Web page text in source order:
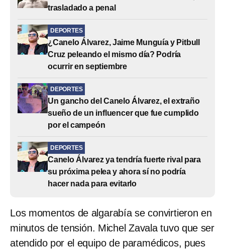
trasladado a penal
DEPORTES
¿Canelo Álvarez, Jaime Munguía y Pitbull
Cruz peleando el mismo día? Podría
ocurrir en septiembre
DEPORTES
Un gancho del Canelo Álvarez, el extraño
sueño de un influencer que fue cumplido
por el campeón
DEPORTES
Canelo Álvarez ya tendría fuerte rival para
su próxima pelea y ahora sí no podría
hacer nada para evitarlo
Los momentos de algarabía se convirtieron en
minutos de tensión. Michel Zavala tuvo que ser
atendido por el equipo de paramédicos, pues